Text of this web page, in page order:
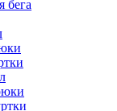
бега